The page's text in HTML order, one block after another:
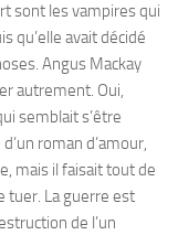
sont les vampires qui
qu’elle avait décidé
Angus Mackay
autrement. Oui,
semblait s’être
roman d’amour,
mais il faisait tout de
tuer. La guerre est
de l’un